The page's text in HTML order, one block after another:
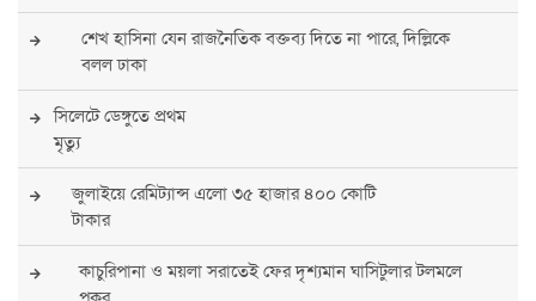
শেখ হাসিনা যেন রাজনৈতিক বক্তব্য দিতে না পারে, দিল্লিকে
বলল ঢাকা
সিলেটে ডেঙ্গুতে প্রথম
মৃত্যু
জুলাইয়ে রেমিট্যান্স এলো ৩৫ হাজার ৪০০ কোটি
টাকার
কাচুরিপানা ও ময়লা সরাতেই ফের দৃশ্যমান ঘাসিটুলার টলমলে